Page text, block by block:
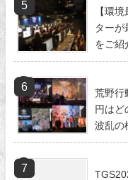
【環
ターが
をご紹
荒野行
円はど
波乱の